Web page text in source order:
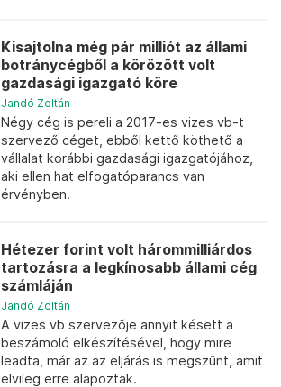
Kisajtolna még pár milliót az állami
botránycégből a körözött volt
gazdasági igazgató köre
Jandó Zoltán
Négy cég is pereli a 2017-es vizes vb-t
szervező céget, ebből kettő köthető a
vállalat korábbi gazdasági igazgatójához,
aki ellen hat elfogatóparancs van
érvényben.
Hétezer forint volt hárommilliárdos
tartozásra a legkínosabb állami cég
számláján
Jandó Zoltán
A vizes vb szervezője annyit késett a
beszámoló elkészítésével, hogy mire
leadta, már az az eljárás is megszűnt, amit
elvileg erre alapoztak.